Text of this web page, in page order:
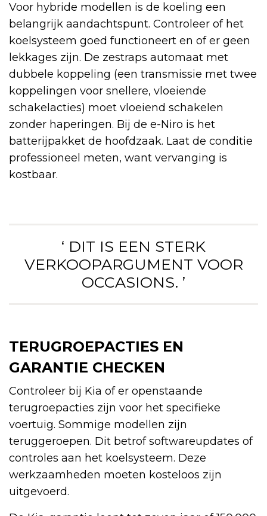
Voor hybride modellen is de koeling een
belangrijk aandachtspunt. Controleer of het
koelsysteem goed functioneert en of er geen
lekkages zijn. De zestraps automaat met
dubbele koppeling (een transmissie met twee
koppelingen voor snellere, vloeiende
schakelacties) moet vloeiend schakelen
zonder haperingen. Bij de e-Niro is het
batterijpakket de hoofdzaak. Laat de conditie
professioneel meten, want vervanging is
kostbaar.
‘ DIT IS EEN STERK
VERKOOPARGUMENT VOOR
OCCASIONS. ’
TERUGROEPACTIES EN
GARANTIE CHECKEN
Controleer bij Kia of er openstaande
terugroepacties zijn voor het specifieke
voertuig. Sommige modellen zijn
teruggeroepen. Dit betrof softwareupdates of
controles aan het koelsysteem. Deze
werkzaamheden moeten kosteloos zijn
uitgevoerd.